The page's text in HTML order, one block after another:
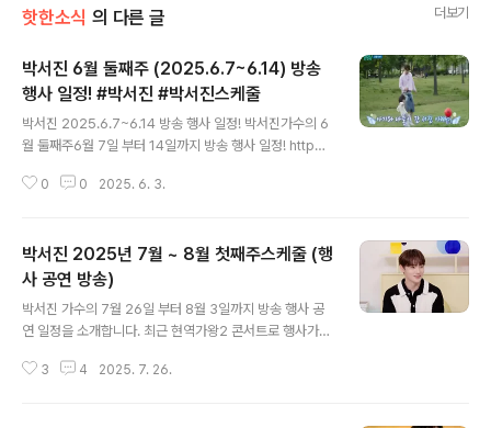
핫한소식 의 다른 글 더보기
박서진 6월 둘째주 (2025.6.7~6.14) 방송
행사 일정! #박서진 #박서진스케줄
박서진 2025.6.7~6.14 방송 행사 일정! 박서진가수의 6
월 둘째주6월 7일 부터 14일까지 방송 행사 일정! http
=> 6월 10일 (화요일) ■ 전국노래자랑 녹화 ● 보령시편
(목요일) ■ 천안행사 ● 충남도민체육대회 개막식 ● 장
소: 천안종합운동장 주경기장 ● 시간: 오후 6시 30분 ※
오후 6시까지 입장해야 합니다. => 6월 14일 (토요일) ■
KBS2 ● 살림하는 남자들2 ● 시간: 오후 9시 20분 http
0 0 2025. 6. 3.
박서진 2025년 7월 ~ 8월 첫째주스케줄 (행
사 공연 방송)
박서진 가수의 7월 26일 부터 8월 3일까지 방송 행사 공
연 일정을 소개합니다. 최근 현역가왕2 콘서트로 행사가
다 더 바빠진 느낌입니다 https://www.youtube.com/
3 4 2025. 7. 26.